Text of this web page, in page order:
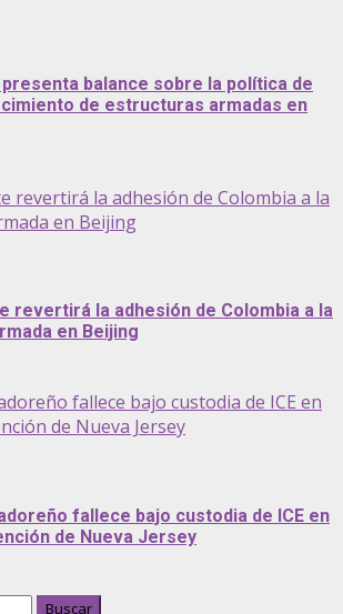
presenta balance sobre la política de
de estructuras armadas en
revertirá la adhesión de Colombia a la
en Beijing
revertirá la adhesión de Colombia a la
en Beijing
fallece bajo custodia de ICE en
de Nueva Jersey
fallece bajo custodia de ICE en
de Nueva Jersey